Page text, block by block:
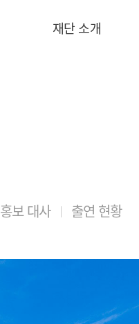
재단 소개
홍보 대사 출연 현황